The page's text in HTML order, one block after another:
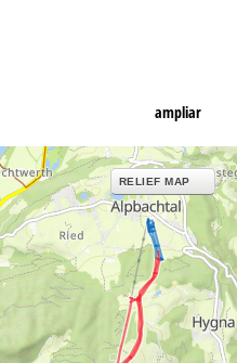
ampliar
RELIEF MAP